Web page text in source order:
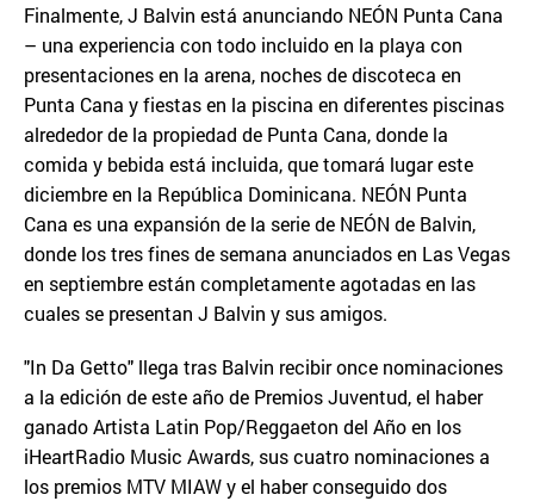
Finalmente, J Balvin está anunciando NEÓN Punta Cana
– una experiencia con todo incluido en la playa con
presentaciones en la arena, noches de discoteca en
Punta Cana y fiestas en la piscina en diferentes piscinas
alrededor de la propiedad de Punta Cana, donde la
comida y bebida está incluida, que tomará lugar este
diciembre en la República Dominicana. NEÓN Punta
Cana es una expansión de la serie de NEÓN de Balvin,
donde los tres fines de semana anunciados en Las Vegas
en septiembre están completamente agotadas en las
cuales se presentan J Balvin y sus amigos.
"In Da Getto" llega tras Balvin recibir once nominaciones
a la edición de este año de Premios Juventud, el haber
ganado Artista Latin Pop/Reggaeton del Año en los
iHeartRadio Music Awards, sus cuatro nominaciones a
los premios MTV MIAW y el haber conseguido dos